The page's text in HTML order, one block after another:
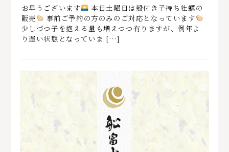
お早うございます
本日土曜日は殻付き子持ち牡蠣の
販売
事前ご予約の方のみのご対応となっています
少しづつ子を抱える量も増えつつ有りますが、例年よ
り遅い状態となっていま […]